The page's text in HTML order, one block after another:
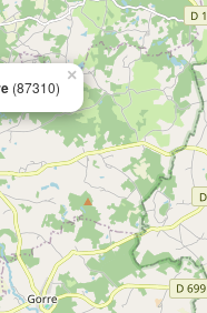
(87310)
×